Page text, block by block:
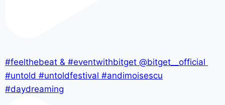
#feelthebeat & #eventwithbitget @bitget__official
#untold #untoldfestival #andimoisescu
#daydreaming